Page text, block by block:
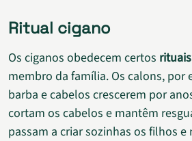
Ritual cigano
Os ciganos obedecem certos
membro da família. Os calons, por
barba e cabelos crescerem por
cortam os cabelos e mantêm
passam a criar sozinhas os filhos e